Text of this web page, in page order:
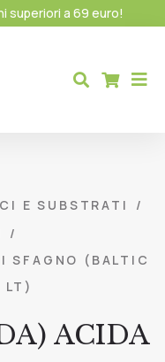
superiori a 69 euro!
E SUBSTRATI
/
/
SFAGNO (BALTIC
LT)
ACIDA